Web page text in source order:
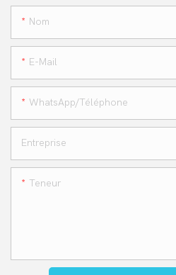
Nom
E-Mail
WhatsApp/téléphone
Entreprise
Teneur